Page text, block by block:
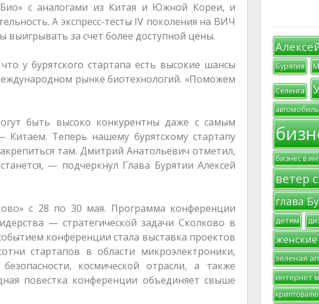
Био» с аналогами из Китая и Южной Кореи, и
А экспресс-тесты IV поколения на ВИЧ
за счет более доступной цены.
у бурятского стартапа есть высокие шансы
рынке биотехнологий. «Поможем
быть высоко конкурентны даже с самым
Теперь нашему бурятскому стартапу
там. Дмитрий Анатольевич отметил,
— подчеркнул Глава Бурятии Алексей
с 28 по 30 мая. Программа конференции
— стратегической задачи Сколково в
конференции стала выставка проектов
стартапов в области микроэлектроники,
космической отрасли, а также
повестка конференции объединяет свыше
Бурятия
Селенга
бизнес в
ветер
глава
детям
зеленая
интернет